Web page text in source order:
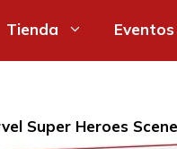
Tienda Eventos
Super Heroes